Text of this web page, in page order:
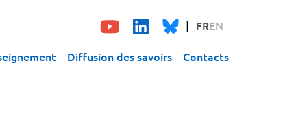
FREN
Diffusion des savoirs Contacts